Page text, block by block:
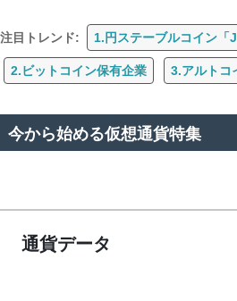
注目トレンド: 1.円ステーブルコイン「
2.ビットコイン保有企業 3.アルトコ
今から始める仮想通貨特集
通貨データ